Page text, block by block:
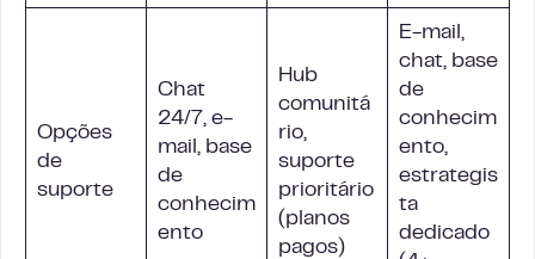
Opções
de
suporte
Chat
24/7, e-
mail, base
de
conhecim
ento
Hub
comunitá
rio,
suporte
prioritário
(planos
pagos)
E-mail,
chat, base
de
conhecim
ento,
estrategis
ta
dedicado